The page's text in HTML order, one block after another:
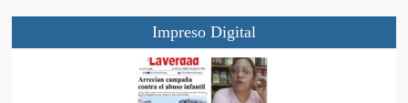
Impreso Digital